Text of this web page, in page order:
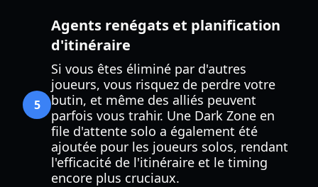
5
Agents renégats et planification
d'itinéraire
Si vous êtes éliminé par d'autres
joueurs, vous risquez de perdre votre
butin, et même des alliés peuvent
parfois vous trahir. Une Dark Zone en
file d'attente solo a également été
ajoutée pour les joueurs solos, rendant
l'efficacité de l'itinéraire et le timing
encore plus cruciaux.